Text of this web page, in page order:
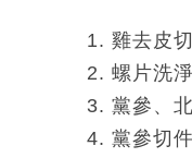
雞去皮
螺片洗
黨參、
黨參切件